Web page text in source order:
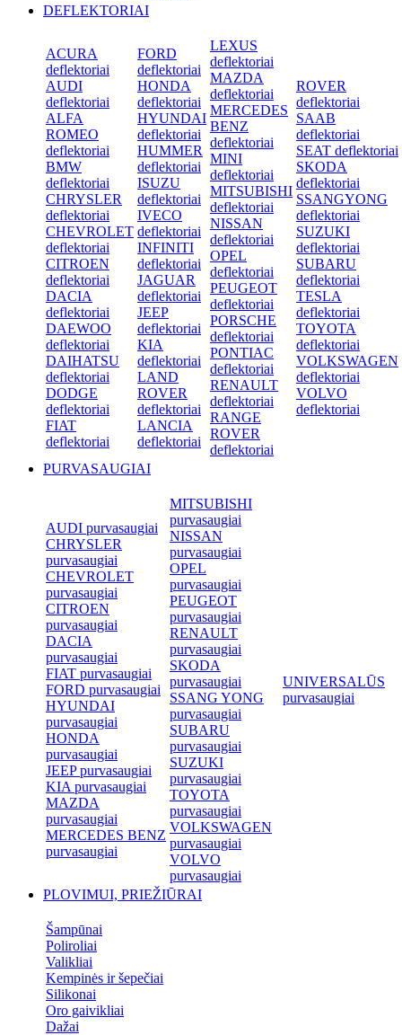
DEFLEKTORIAI
ACURA
deflektoriai
AUDI
deflektoriai
ALFA
ROMEO
deflektoriai
BMW
deflektoriai
CHRYSLER
deflektoriai
CHEVROLET
deflektoriai
CITROEN
deflektoriai
DACIA
deflektoriai
DAEWOO
deflektoriai
DAIHATSU
deflektoriai
DODGE
deflektoriai
FIAT
deflektoriai
FORD
deflektoriai
HONDA
deflektoriai
HYUNDAI
deflektoriai
HUMMER
deflektoriai
ISUZU
deflektoriai
IVECO
deflektoriai
INFINITI
deflektoriai
JAGUAR
deflektoriai
JEEP
deflektoriai
KIA
deflektoriai
LAND
ROVER
deflektoriai
LANCIA
deflektoriai
LEXUS
deflektoriai
MAZDA
deflektoriai
MERCEDES
BENZ
deflektoriai
MINI
deflektoriai
MITSUBISHI
deflektoriai
NISSAN
deflektoriai
OPEL
deflektoriai
PEUGEOT
deflektoriai
PORSCHE
deflektoriai
PONTIAC
deflektoriai
RENAULT
deflektoriai
RANGE
ROVER
deflektoriai
ROVER
deflektoriai
SAAB
deflektoriai
SEAT deflektoriai
SKODA
deflektoriai
SSANGYONG
deflektoriai
SUZUKI
deflektoriai
SUBARU
deflektoriai
TESLA
deflektoriai
TOYOTA
deflektoriai
VOLKSWAGEN
deflektoriai
VOLVO
deflektoriai
PURVASAUGIAI
AUDI purvasaugiai
CHRYSLER
purvasaugiai
CHEVROLET
purvasaugiai
CITROEN
purvasaugiai
DACIA
purvasaugiai
FIAT purvasaugiai
FORD purvasaugiai
HYUNDAI
purvasaugiai
HONDA
purvasaugiai
JEEP purvasaugiai
KIA purvasaugiai
MAZDA
purvasaugiai
MERCEDES BENZ
purvasaugiai
MITSUBISHI
purvasaugiai
NISSAN
purvasaugiai
OPEL
purvasaugiai
PEUGEOT
purvasaugiai
RENAULT
purvasaugiai
SKODA
purvasaugiai
SSANG YONG
purvasaugiai
SUBARU
purvasaugiai
SUZUKI
purvasaugiai
TOYOTA
purvasaugiai
VOLKSWAGEN
purvasaugiai
VOLVO
purvasaugiai
UNIVERSALŪS
purvasaugiai
PLOVIMUI, PRIEŽIŪRAI
Šampūnai
Poliroliai
Valikliai
Kempinės ir šepečiai
Silikonai
Oro gaivikliai
Dažai